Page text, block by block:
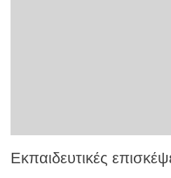
Εκπαιδευτικές